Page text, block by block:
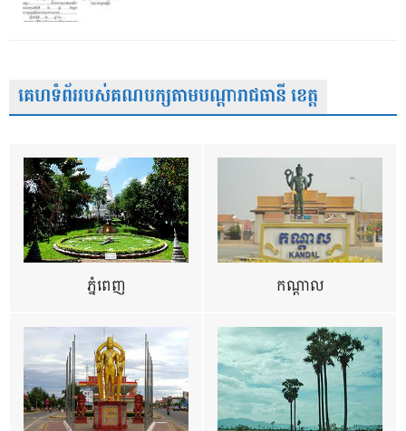
គេហទំព័ររបស់គណបក្សតាមបណ្តារាជធានី ខេត្ត
ភ្នំពេញ កណ្តាល